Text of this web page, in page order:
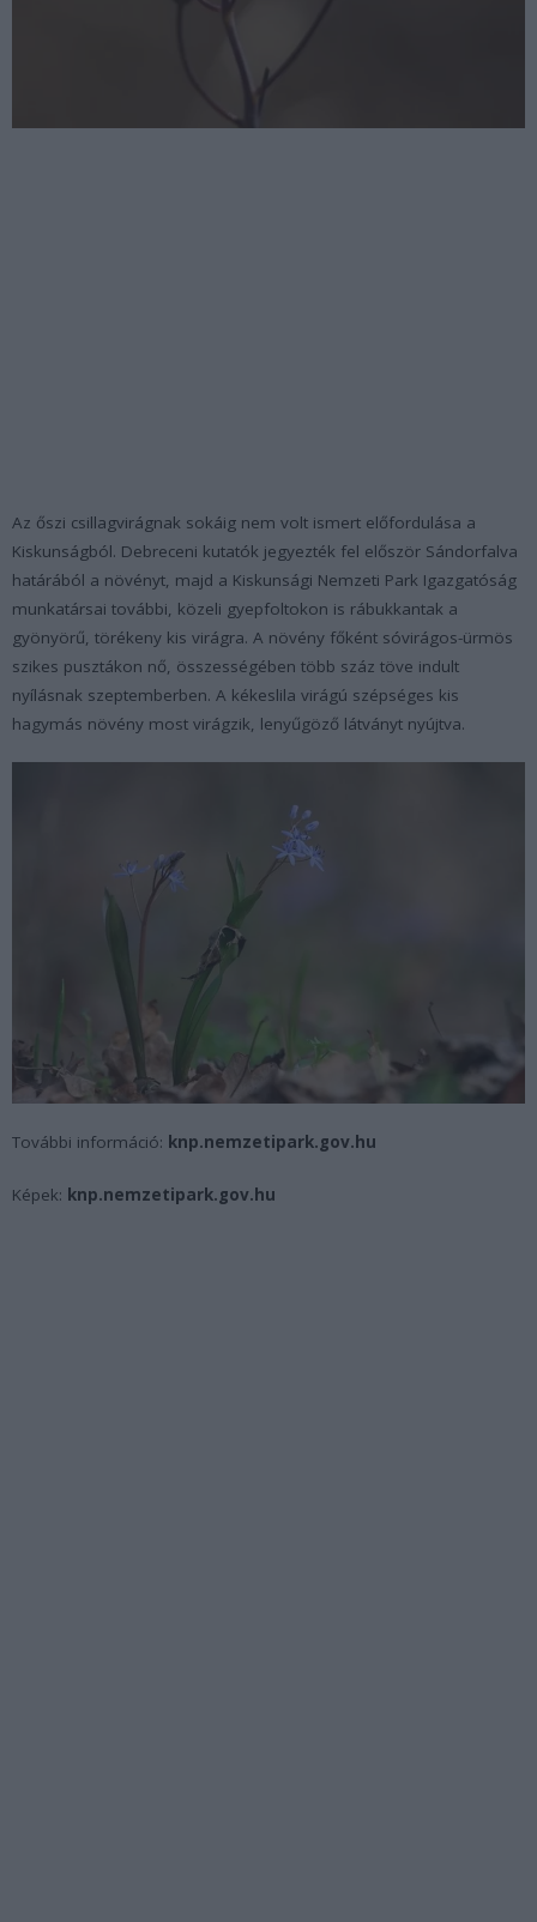
Az őszi csillagvirágnak sokáig nem volt ismert előfordulása a
Kiskunságból. Debreceni kutatók jegyezték fel először Sándorfalva
határából a növényt, majd a Kiskunsági Nemzeti Park Igazgatóság
munkatársai további, közeli gyepfoltokon is rábukkantak a
gyönyörű, törékeny kis virágra. A növény főként sóvirágos-ürmös
szikes pusztákon nő, összességében több száz töve indult
nyílásnak szeptemberben. A kékeslila virágú szépséges kis
hagymás növény most virágzik, lenyűgöző látványt nyújtva.
További információ: knp.nemzetipark.gov.hu
Képek: knp.nemzetipark.gov.hu